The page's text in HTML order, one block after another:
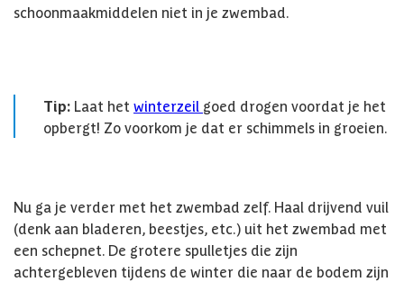
schoonmaakmiddelen niet in je zwembad.
Tip: Laat het winterzeil goed drogen voordat je het
opbergt! Zo voorkom je dat er schimmels in groeien.
Nu ga je verder met het zwembad zelf. Haal drijvend vuil
(denk aan bladeren, beestjes, etc.) uit het zwembad met
een schepnet. De grotere spulletjes die zijn
achtergebleven tijdens de winter die naar de bodem zijn